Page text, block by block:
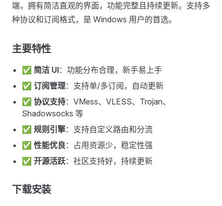
端，拥有简洁直观的界面，功能完整且持续更新。支持多
种协议和订阅格式，是 Windows 用户的首选。
主要特性
✅ 简洁 UI ：功能分布合理，新手易上手
✅ 订阅管理：支持单/多订阅，自动更新
✅ 协议支持：VMess、VLESS、Trojan、
Shadowsocks 等
✅ 规则引擎：支持自定义路由和分流
✅ 性能优良：占用资源少，稳定性强
✅ 开源活跃：社区支持好，持续更新
下载安装